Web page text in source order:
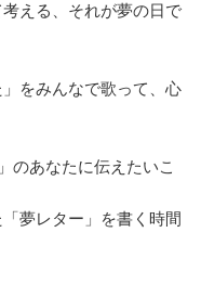
える、それが夢の日で
をみんなで歌って、心
のあなたに伝えたいこ
夢レター」を書く時間